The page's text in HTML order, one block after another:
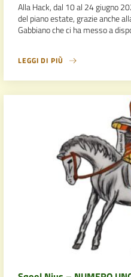
Alla Hack, dal 10 al 24 giugno
del piano estate, grazie anche
Gabbiano che ci ha messo a
LEGGI DI PIÙ